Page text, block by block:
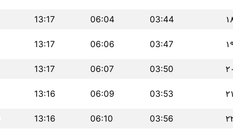
03:44
06:04
13:17
03:47
06:06
13:17
٢٠ 03:50
06:07
13:17
٢١ 03:53
06:09
13:16
03:56
06:10
13:16